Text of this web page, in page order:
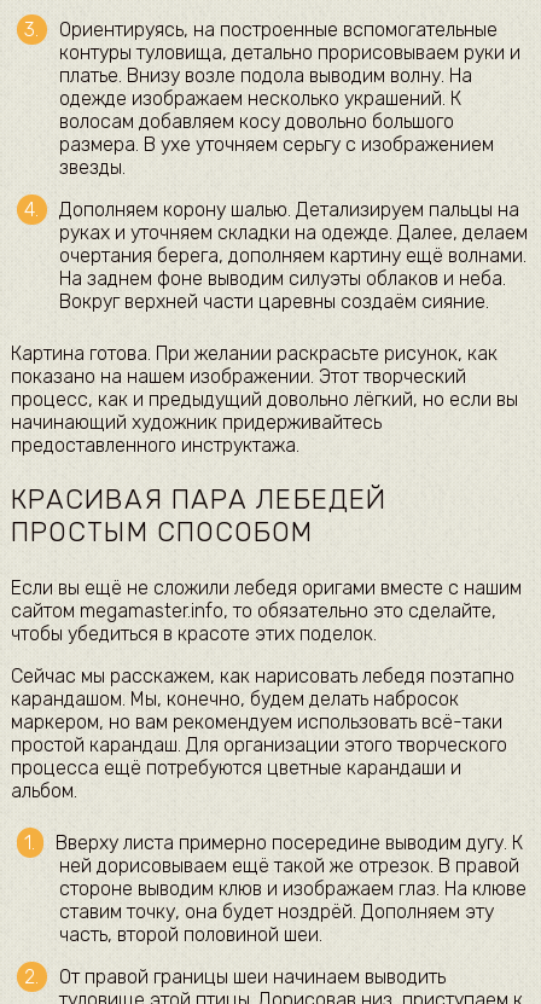
Ориентируясь, на построенные вспомогательные
контуры туловища, детально прорисовываем руки и
платье. Внизу возле подола выводим волну. На
одежде изображаем несколько украшений. К
волосам добавляем косу довольно большого
размера. В ухе уточняем серьгу с изображением
звезды.
Дополняем корону шалью. Детализируем пальцы на
руках и уточняем складки на одежде. Далее, делаем
очертания берега, дополняем картину ещё волнами.
На заднем фоне выводим силуэты облаков и неба.
Вокруг верхней части царевны создаём сияние.
Картина готова. При желании раскрасьте рисунок, как
показано на нашем изображении. Этот творческий
процесс, как и предыдущий довольно лёгкий, но если вы
начинающий художник придерживайтесь
предоставленного инструктажа.
КРАСИВАЯ ПАРА ЛЕБЕДЕЙ
ПРОСТЫМ СПОСОБОМ
Если вы ещё не сложили лебедя оригами вместе с нашим
сайтом megamaster.info, то обязательно это сделайте,
чтобы убедиться в красоте этих поделок.
Сейчас мы расскажем, как нарисовать лебедя поэтапно
карандашом. Мы, конечно, будем делать набросок
маркером, но вам рекомендуем использовать всё-таки
простой карандаш. Для организации этого творческого
процесса ещё потребуются цветные карандаши и
альбом.
Вверху листа примерно посередине выводим дугу. К
ней дорисовываем ещё такой же отрезок. В правой
стороне выводим клюв и изображаем глаз. На клюве
ставим точку, она будет ноздрёй. Дополняем эту
часть, второй половиной шеи.
От правой границы шеи начинаем выводить